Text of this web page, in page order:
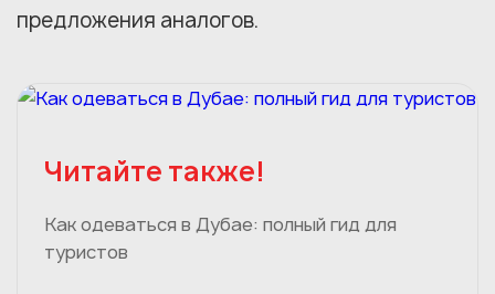
предложения аналогов.
Читайте также!
Как одеваться в Дубае: полный гид для
туристов